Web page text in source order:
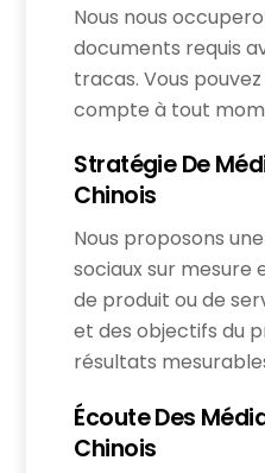
Nous nous
documents requis
tracas. Vous
compte à tout
Stratégie De
Chinois
Nous proposons
sociaux sur mesure
de produit ou de
et des objectifs du
résultats
Écoute Des
Chinois